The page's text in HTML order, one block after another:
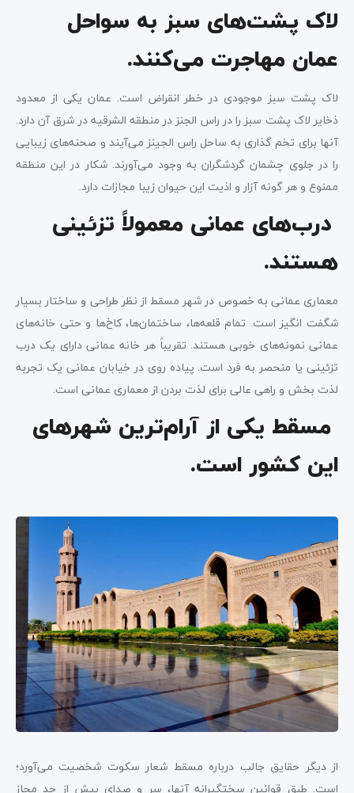
لاک پشت‌های سبز به سواحل
عمان مهاجرت می‌کنند.
لاک پشت سبز موجودی در خطر انقراض است. عمان یکی از معدود
ذخایر لاک پشت سبز را در راس الجنز در منطقه الشرقیه در شرق آن دارد.
آنها برای تخم گذاری به ساحل راس الجینز می‌آیند و صحنه‌های زیبایی
را در جلوی چشمان گردشگران به وجود می‌آورند. شکار در این منطقه
ممنوع و هر گونه آزار و اذیت این حیوان زیبا مجازات دارد.
درب‌های عمانی معمولاً تزئینی
هستند.
معماری عمانی به خصوص در شهر مسقط از نظر طراحی و ساختار بسیار
شگفت انگیز است. تمام قلعه‌ها، ساختمان‌ها، کاخ‌ها و حتی خانه‌های
عمانی نمونه‌های خوبی هستند. تقریباً هر خانه عمانی دارای یک درب
تزئینی یا منحصر به فرد است. پیاده روی در خیابان عمانی یک تجربه
لذت بخش و راهی عالی برای لذت بردن از معماری عمانی است.
مسقط یکی از آرام‌ترین شهرهای
این کشور است.
از دیگر حقایق جالب درباره مسقط شعار سکوت شخصیت می‌آورد؛
است. طبق قوانین سختگیرانه آنها، سر و صدای بیش از حد مجاز